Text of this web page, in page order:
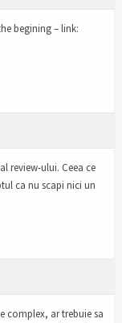
begining – link:
review-ului. Ceea ce
ca nu scapi nici un
complex, ar trebuie sa